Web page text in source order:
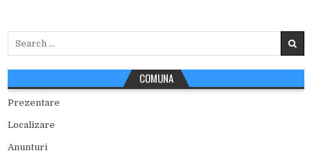
COMUNA
Prezentare
Localizare
Anunturi